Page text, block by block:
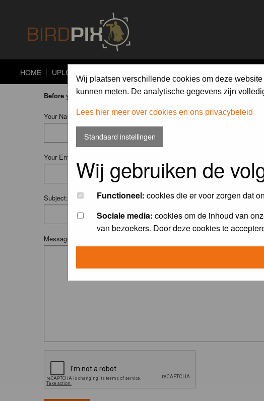
HOME UPLOAD
Wij plaatsen verschillende cookies om deze
kunnen meten. De analytische gegevens zijn
Lees hier meer over cookies en ons privacybeleid
Standaard instellingen
Wij gebruiken de
Functioneel: cookies die er voor zorgen dat
Sociale media: cookies om de inhoud van
van bezoekers. Door deze cookies te
Before you ask your question:pleaseread the FAQorsearch on the
Your Name (Fill in your username if you have one):
Your Email:
Subject:
Message: